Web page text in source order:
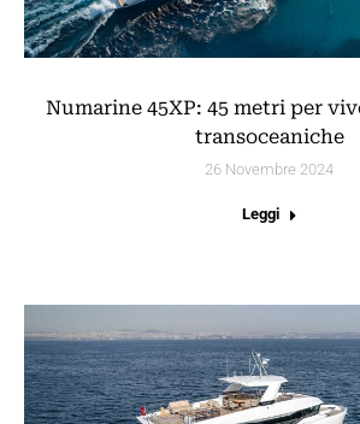
Numarine 45XP: 45 metri per
transoceaniche
26 Novembre 2024
Leggi